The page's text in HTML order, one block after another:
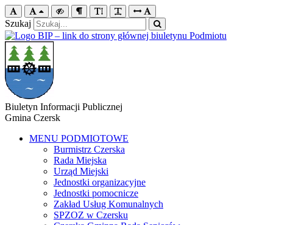
Szukaj
Biuletyn Informacji Publicznej
Gmina Czersk
MENU PODMIOTOWE
Burmistrz Czerska
Rada Miejska
Urząd Miejski
Jednostki organizacyjne
Jednostki pomocnicze
Zakład Usług Komunalnych
SPZOZ w Czersku